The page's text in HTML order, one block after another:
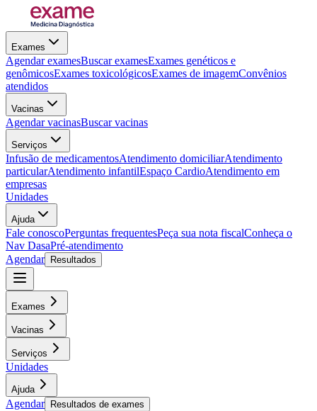
Exames
Agendar examesBuscar examesExames genéticos e
genômicosExames toxicológicosExames de imagemConvênios
atendidos
Vacinas
Agendar vacinasBuscar vacinas
Serviços
Infusão de medicamentosAtendimento domiciliarAtendimento
particularAtendimento infantilEspaço CardioAtendimento em
empresas
Unidades
Ajuda
Fale conoscoPerguntas frequentesPeça sua nota fiscalConheça o
Nav DasaPré-atendimento
Agendar
Resultados
Exames
Vacinas
Serviços
Unidades
Ajuda
Agendar Resultados de exames